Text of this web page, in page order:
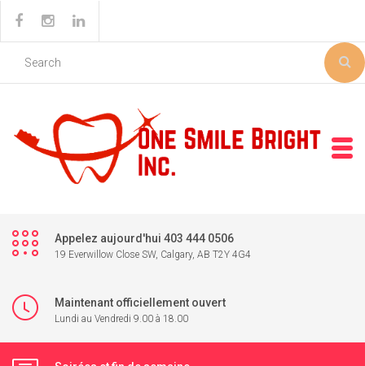
Appelez aujourd'hui 403 444 0506
19 Everwillow Close SW, Calgary, AB T2Y 4G4
Maintenant officiellement ouvert
Lundi au Vendredi 9.00 à 18.00